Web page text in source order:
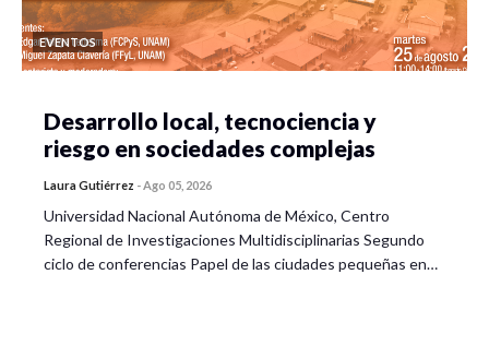
EVENTOS
Desarrollo local, tecnociencia y
riesgo en sociedades complejas
Laura Gutiérrez -Ago 05, 2026
Universidad Nacional Autónoma de México, Centro
Regional de Investigaciones Multidisciplinarias Segundo
ciclo de conferencias Papel de las ciudades pequeñas en…